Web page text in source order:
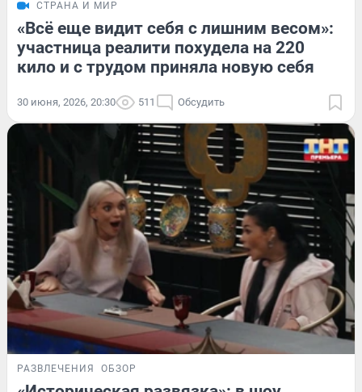
СТРАНА И МИР
«Всё еще видит себя с лишним весом»:
участница реалити похудела на 220
кило и с трудом приняла новую себя
30 июня, 2026, 20:30 511 Обсудить
РАЗВЛЕЧЕНИЯ ОБЗОР